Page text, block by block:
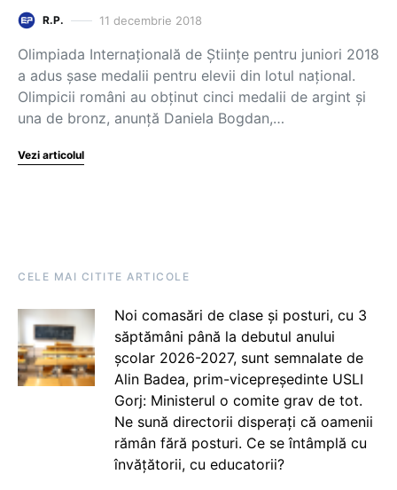
R.P. 11 decembrie 2018
Olimpiada Internațională de Științe pentru juniori 2018
a adus șase medalii pentru elevii din lotul național.
Olimpicii români au obținut cinci medalii de argint și
una de bronz, anunță Daniela Bogdan,…
Vezi articolul
CELE MAI CITITE ARTICOLE
Noi comasări de clase și posturi, cu 3
săptămâni până la debutul anului
școlar 2026-2027, sunt semnalate de
Alin Badea, prim-vicepreședinte USLI
Gorj: Ministerul o comite grav de tot.
Ne sună directorii disperați că oamenii
rămân fără posturi. Ce se întâmplă cu
învățătorii, cu educatorii?